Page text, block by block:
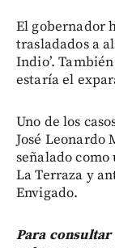
El gobernador
trasladados a
Indio’.
estaría el
Uno de los
José Leonardo
señalado
La Terraza y
Envigado.
Para